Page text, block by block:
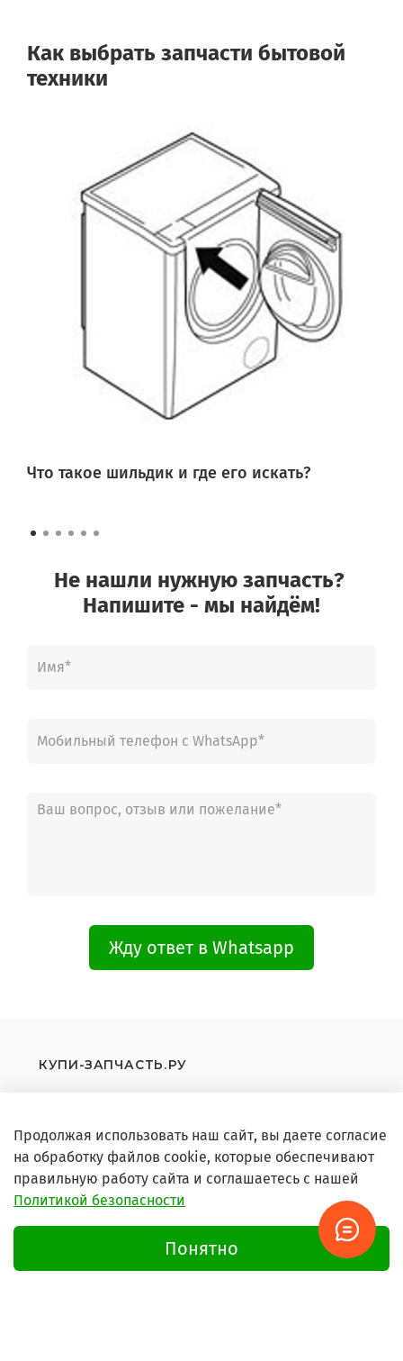
Как выбрать запчасти бытовой
техники
Что такое шильдик и где его искать?
Не нашли нужную запчасть?
Напишите - мы найдём!
Жду ответ в Whatsapp
звонки с 9 до 21 без выходных подбор по фото Whatsapp
КУПИ-ЗАПЧАСТЬ.РУ
Продолжая использовать наш сайт, вы даете согласие
на обработку файлов cookie, которые обеспечивают
правильную работу сайта и соглашаетесь с нашей
Политикой безопасности
Понятно